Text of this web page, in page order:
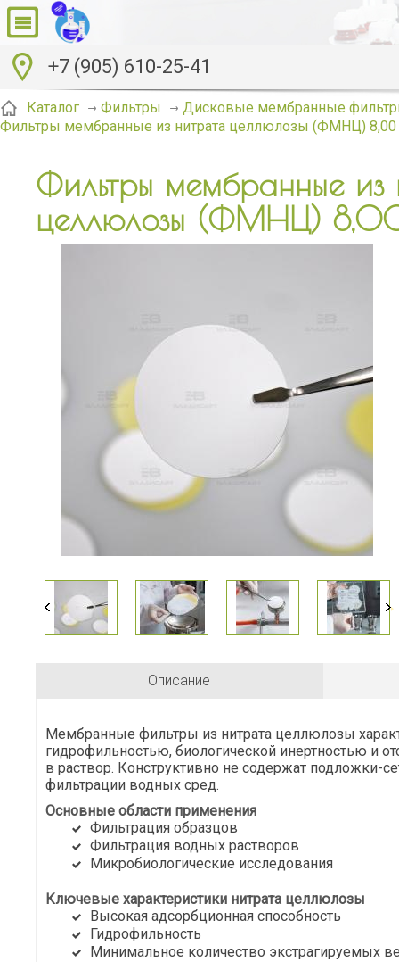
+7 (905) 610-25-41
Каталог Фильтры
Дисковые мембранные
Фильтры мембранные из нитрата целлюлозы (ФМНЦ)
Фильтры мембранные из
целлюлозы (ФМНЦ)
Описание
Мембранные фильтры из нитрата целлюлозы
гидрофильностью, биологической инертностью и
в раствор. Конструктивно не содержат подложки-
фильтрации водных сред.
Основные области применения
Фильтрация образцов
Фильтрация водных растворов
Микробиологические исследования
Ключевые характеристики нитрата целлюлозы
Высокая адсорбционная способность
Гидрофильность
Минимальное количество экстрагируемых